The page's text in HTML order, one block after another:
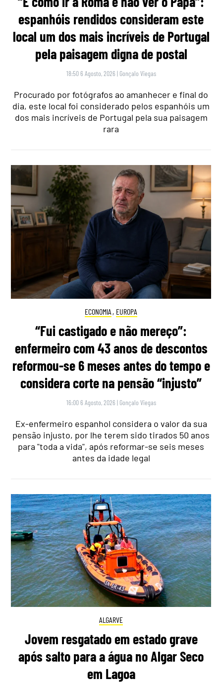
espanhóis rendidos consideram este
local um dos mais incríveis de Portugal
pela paisagem digna de postal
18:50 6 Agosto, 2026 | Gonçalo Viegas
Procurado por fotógrafos ao amanhecer e final do
dia, este local foi considerado pelos espanhóis um
dos mais incríveis de Portugal pela sua paisagem
rara
ECONOMIA , EUROPA
“Fui castigado e não mereço”:
enfermeiro com 43 anos de descontos
reformou-se 6 meses antes do tempo e
considera corte na pensão “injusto”
16:00 6 Agosto, 2026 | Gonçalo Viegas
Ex-enfermeiro espanhol considera o valor da sua
pensão injusto, por lhe terem sido tirados 50 anos
para "toda a vida", após reformar-se seis meses
antes da idade legal
ALGARVE
Jovem resgatado em estado grave
após salto para a água no Algar Seco
em Lagoa